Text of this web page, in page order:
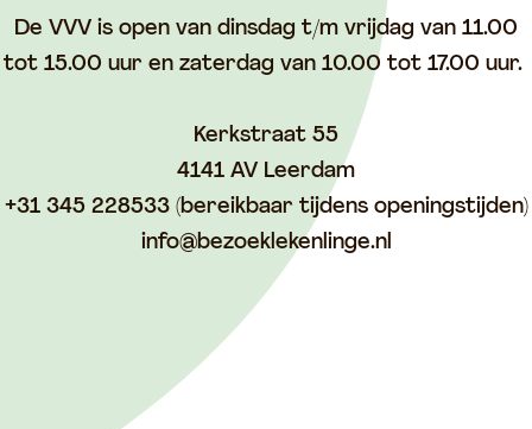
De VVV is open van dinsdag t/m vrijdag van 11.00
tot 15.00 uur en zaterdag van 10.00 tot 17.00 uur.
Kerkstraat 55
4141 AV Leerdam
+31 345 228533 (bereikbaar tijdens openingstijden)
info@bezoeklekenlinge.nl